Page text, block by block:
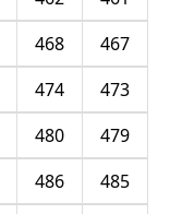
467
468
473
474
479
480
485
486